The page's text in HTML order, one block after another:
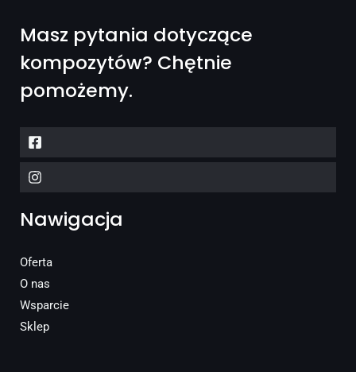
Masz pytania dotyczące
kompozytów? Chętnie
pomożemy.
Nawigacja
Oferta
O nas
Wsparcie
Sklep